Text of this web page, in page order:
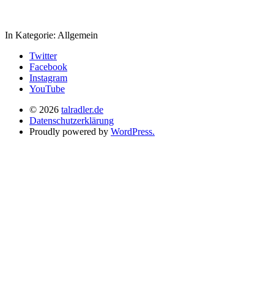
In Kategorie: Allgemein
Twitter
Facebook
Instagram
YouTube
© 2026 talradler.de
Datenschutzerklärung
Proudly powered by WordPress.